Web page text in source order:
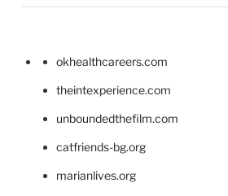
okhealthcareers.com
theintexperience.com
unboundedthefilm.com
catfriends-bg.org
marianlives.org